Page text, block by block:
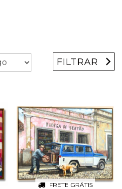
FILTRAR
FRETE GRÁTIS